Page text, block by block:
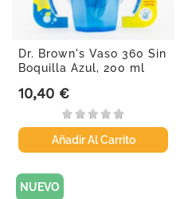
Dr. Brown's Vaso 360 Sin
Boquilla Azul, 200 ml
Precio
10,40 €
Añadir Al Carrito
NUEVO